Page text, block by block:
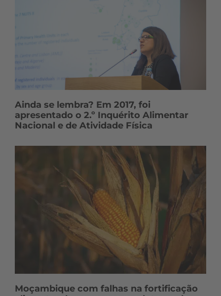
Ainda se lembra? Em 2017, foi
apresentado o 2.º Inquérito Alimentar
Nacional e de Atividade Física
Moçambique com falhas na fortificação